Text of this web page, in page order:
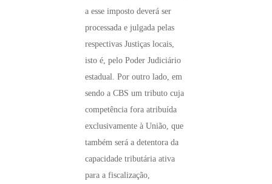
a esse imposto deverá ser
processada e julgada pelas
respectivas Justiças locais,
isto é, pelo Poder Judiciário
estadual. Por outro lado, em
sendo a CBS um tributo cuja
competência fora atribuída
exclusivamente à União, que
também será a detentora da
capacidade tributária ativa
para a fiscalização,